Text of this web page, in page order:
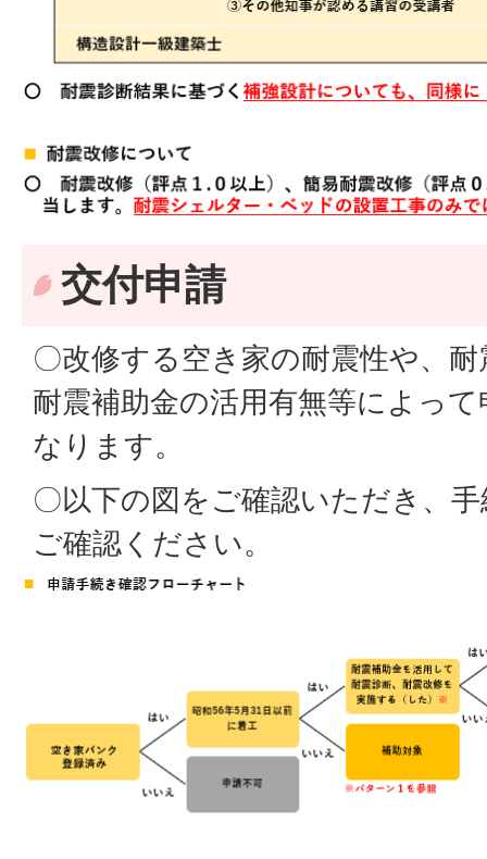
交付申請
〇改修する空き家の耐震性や、
耐震補助金の活用有無等によっ
なります。
〇以下の図をご確認いただき、
ご確認ください。